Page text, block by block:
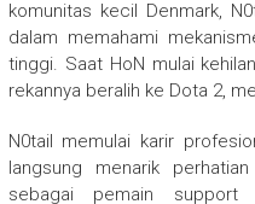
komunitas kecil Denmark,
dalam memahami
tinggi. Saat HoN mulai
rekannya beralih ke Dota 2,
N0tail memulai karir
langsung menarik
sebagai pemain